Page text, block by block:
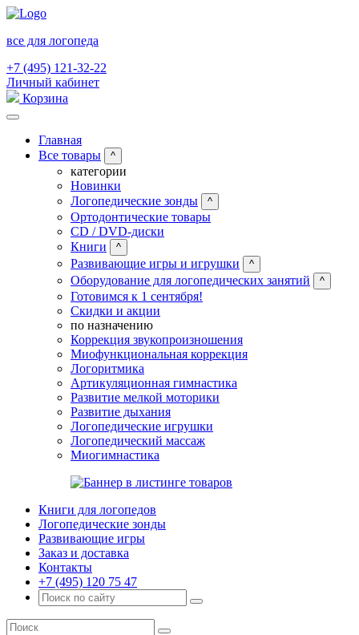
все для логопеда
+7 (495) 121-32-22
Личный кабинет
Корзина
Главная
Все товары
^
категории
Новинки
Логопедические зонды
^
Ортодонтические товары
CD / DVD-диски
Книги
^
Развивающие игры и игрушки ^
Оборудование для логопедических занятий ^
Готовимся к 1 сентября!
Скидки и акции
по назначению
Коррекция звукопроизношения
Миофункциональная коррекция
Логоритмика
Артикуляционная гимнастика
Развитие мелкой моторики
Развитие дыхания
Логопедические игрушки
Логопедический массаж
Миогимнастика
Книги для логопедов
Логопедические зонды
Развивающие игры
Заказ и доставка
Контакты
+7 (495) 120 75 47